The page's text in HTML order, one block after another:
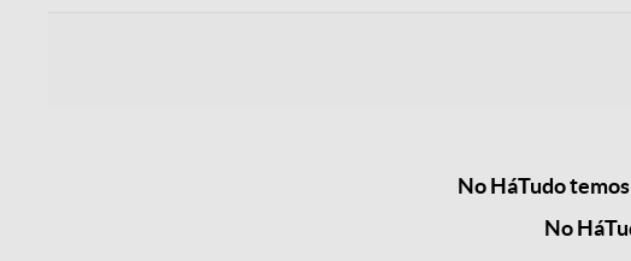
No HáTudo
No